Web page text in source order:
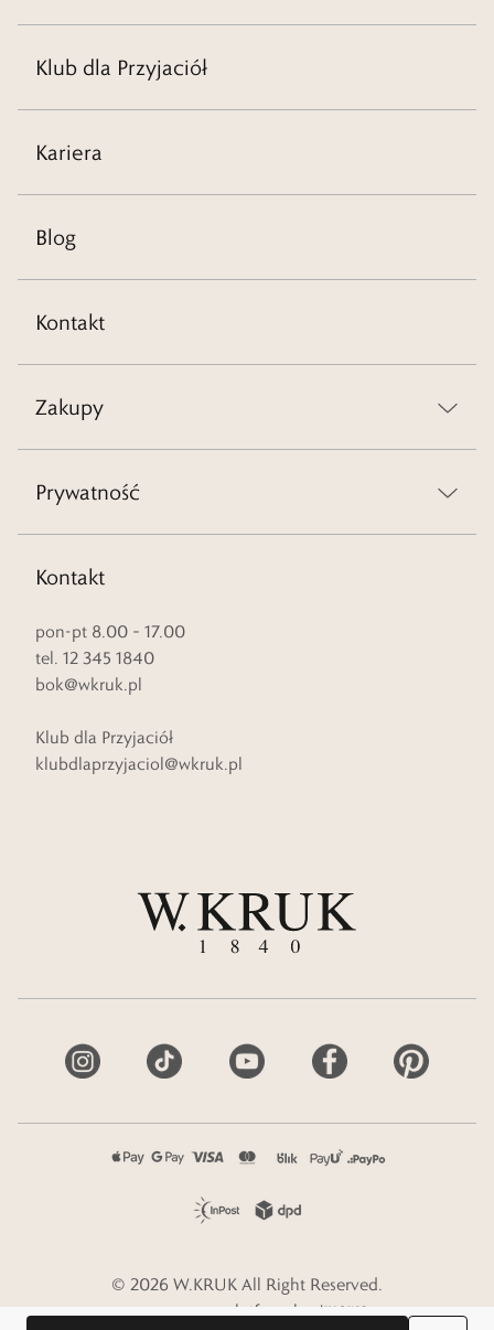
Klub dla Przyjaciół
Kariera
Blog
Kontakt
Zakupy
Prywatność
Kontakt
pon-pt 8.00 – 17.00
tel. 12 345 1840
bok@wkruk.pl
Klub dla Przyjaciół
klubdlaprzyjaciol@wkruk.pl
© 2026 W.KRUK All Right Reserved.
e-commerce platform by